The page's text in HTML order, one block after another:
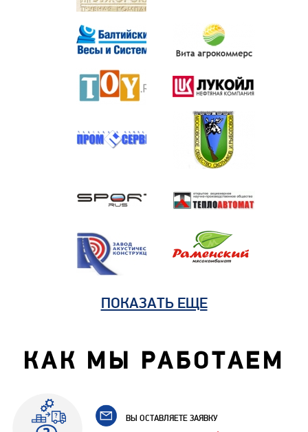
ПОКАЗАТЬ ЕЩЕ
КАК МЫ РАБОТАЕМ
ВЫ ОСТАВЛЯЕТЕ ЗАЯВКУ